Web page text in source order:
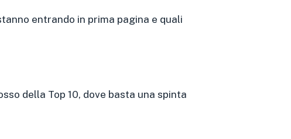
entrando in prima pagina e quali
della Top 10, dove basta una spinta